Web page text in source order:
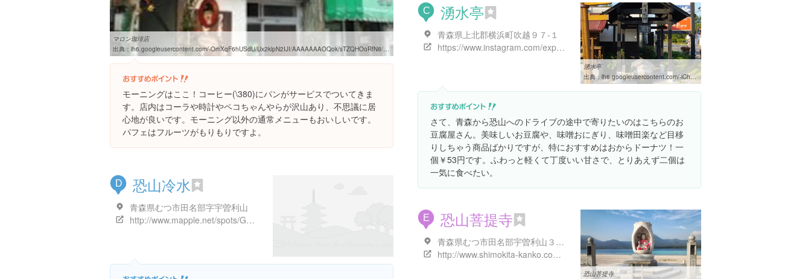
マロン珈琲店
出典： lh6.googleusercontent.com/-OmXqF6hUSdU/Ux2klpN2IJI/AAAAAAAOQok/sTZQHOoRfN8/w460-h310-s0/photo.jpg
モーニングはここ！コーヒー(\380)にパンがサービスでついてきま
す。店内はコーラや時計やペコちゃんやらが沢山あり、不思議に居
心地が良いです。モーニング以外の通常メニューもおいしいです。
パフェはフルーツがもりもりですよ。
C 湧水亭
青森県上北郡横浜町吹越９７-１
https://www.instagram.com/explore/locations/6388546
湧水亭
出典： lh6.googleusercontent.com/-iChynAk71Zs/Vo7zRILaA7I/AAAAAAAAexQ/SbNv-vKky3c/w460-h310-k
さて、青森から恐山へのドライブの途中で寄りたいのはこちらのお
豆腐屋さん。美味しいお豆腐や、味噌おにぎり、味噌田楽など目移
りしちゃう商品ばかりですが、特におすすめはおからドーナツ！一
個￥53円です。ふわっと軽くて丁度いい甘さで、とりあえず二個は
一気に食べたい。
D 恐山冷水
青森県むつ市田名部字宇曽利山
http://www.mapple.net/spots/G00201116201.htm
E 恐山菩提寺
青森県むつ市田名部宇曽利山３-２
http://www.shimokita-kanko.com/?p=408
恐山菩提寺